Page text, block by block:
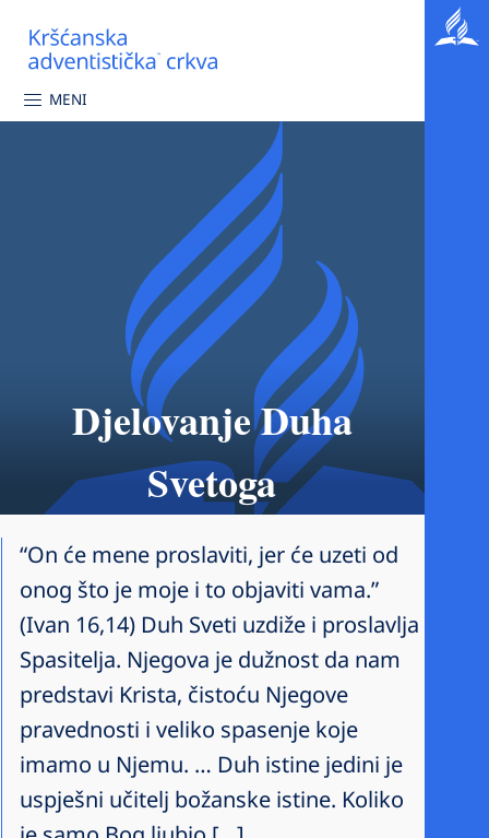
MENI
Djelovanje Duha
Svetoga
“On će mene proslaviti, jer će uzeti od
onog što je moje i to objaviti vama.”
(Ivan 16,14) Duh Sveti uzdiže i proslavlja
Spasitelja. Njegova je dužnost da nam
predstavi Krista, čistoću Njegove
pravednosti i veliko spasenje koje
imamo u Njemu. … Duh istine jedini je
uspješni učitelj božanske istine. Koliko